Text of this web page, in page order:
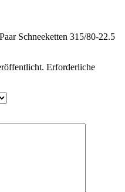
Schneeketten 315/80-22.5
Erforderliche